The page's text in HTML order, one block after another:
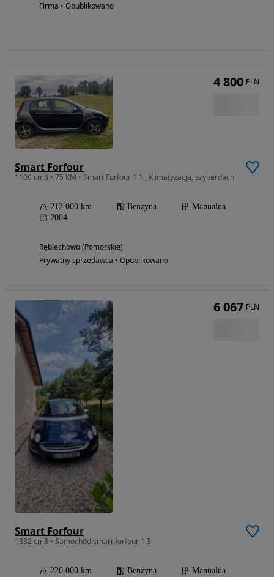
Firma • Opublikowano
Smart Forfour
1100 cm3 • 75 KM • Smart Forfour 1.1 , Klimatyzacja, szyberdach
212 000 km Benzyna
Manualna
2004
Rębiechowo (Pomorskie)
Prywatny sprzedawca • Opublikowano
4 800 PLN
Smart Forfour
1332 cm3 • Samochód smart forfour 1.3
220 000 km Benzyna
Manualna
6 067 PLN